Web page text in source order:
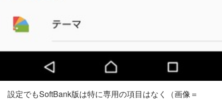
設定でもSoftBank版は特に専用の項目はなく（画像＝